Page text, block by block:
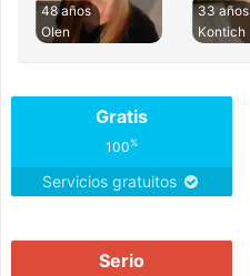
48 años
Olen
33 años
Kontich
Gratis
100%
Servicios gratuitos
Serio